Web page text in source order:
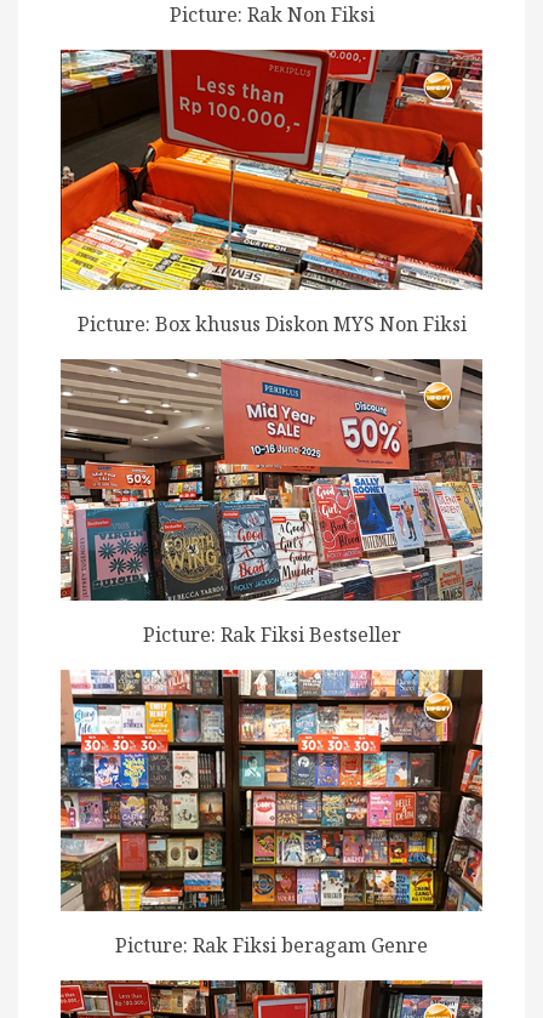
Picture: Rak Non Fiksi
Picture: Box khusus Diskon MYS Non Fiksi
Picture: Rak Fiksi Bestseller
Picture: Rak Fiksi beragam Genre